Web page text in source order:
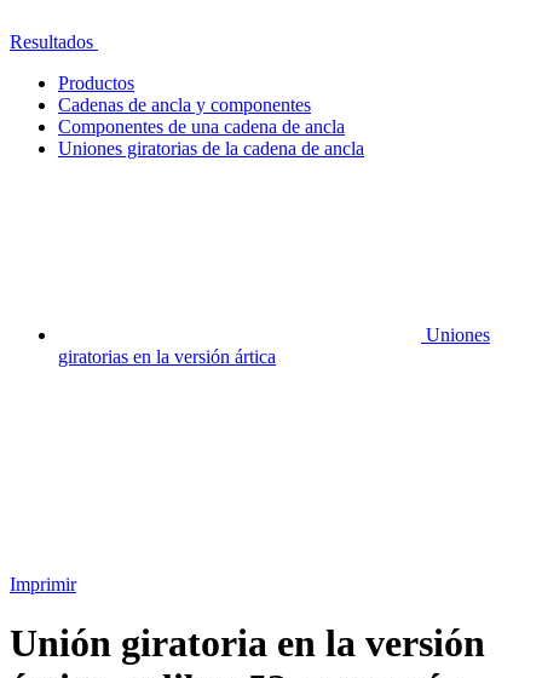
Resultados
Productos
Cadenas de ancla y componentes
Componentes de una cadena de ancla
Uniones giratorias de la cadena de ancla
Uniones
giratorias en la versión ártica
Imprimir
Unión giratoria en la versión